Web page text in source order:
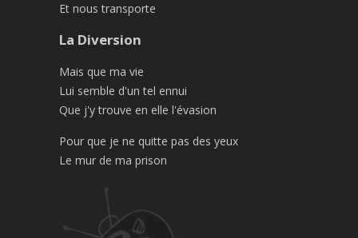
Et nous transporte
La Diversion
Mais que ma vie
Lui semble d'un tel ennui
Que j'y trouve en elle l'évasion
Pour que je ne quitte pas des yeux
Le mur de ma prison